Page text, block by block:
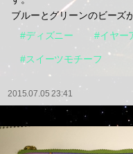
ブルーとグリーンのビーズ
#ディズニー
#イヤー
#スイーツモチーフ
2015.07.05 23:41